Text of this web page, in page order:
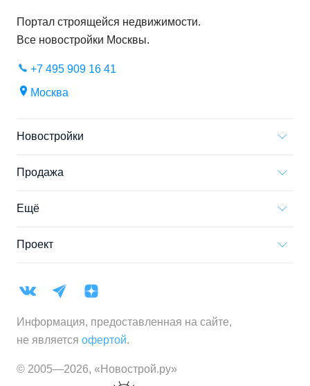
Портал строящейся недвижимости.
Все новостройки Москвы.
+7 495 909 16 41
Москва
Новостройки
Продажа
Ещё
Проект
Информация, предоставленная на сайте,
не является офертой.
© 2005—2026, «Новострой.ру»